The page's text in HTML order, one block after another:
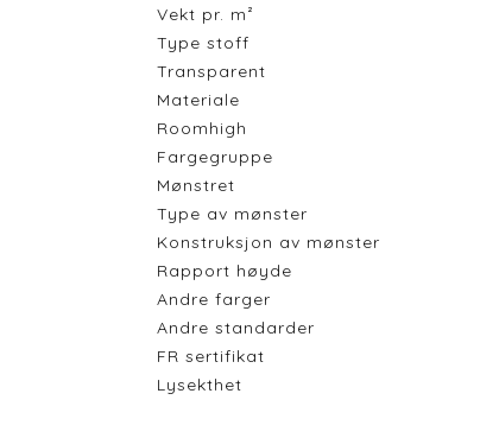
Vekt pr. m²
Type stoff
Transparent
Materiale
Roomhigh
Fargegruppe
Mønstret
Type av mønster
Konstruksjon av mønster
Rapport høyde
Andre farger
Andre standarder
FR sertifikat
Lysekthet